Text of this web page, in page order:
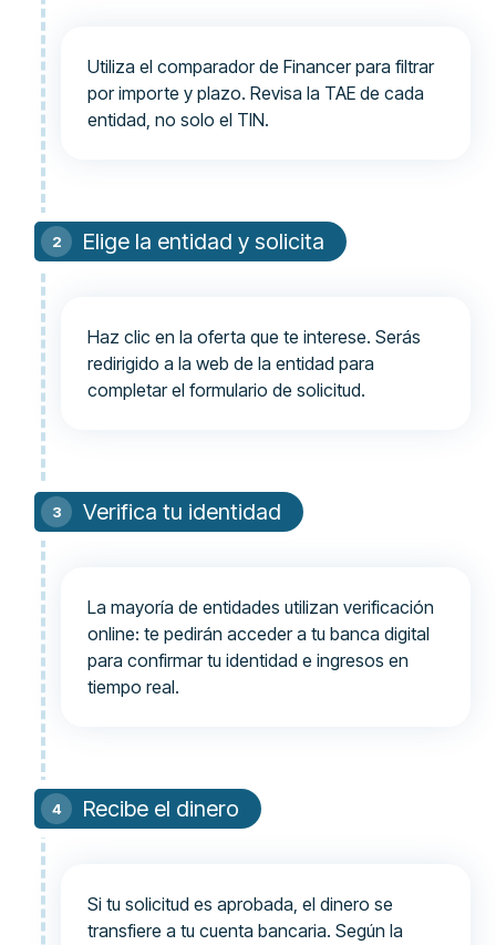
Utiliza el comparador de Financer para filtrar
por importe y plazo. Revisa la TAE de cada
entidad, no solo el TIN.
Elige la entidad y solicita
Haz clic en la oferta que te interese. Serás
redirigido a la web de la entidad para
completar el formulario de solicitud.
Verifica tu identidad
La mayoría de entidades utilizan verificación
online: te pedirán acceder a tu banca digital
para confirmar tu identidad e ingresos en
tiempo real.
Recibe el dinero
Si tu solicitud es aprobada, el dinero se
transfiere a tu cuenta bancaria. Según la